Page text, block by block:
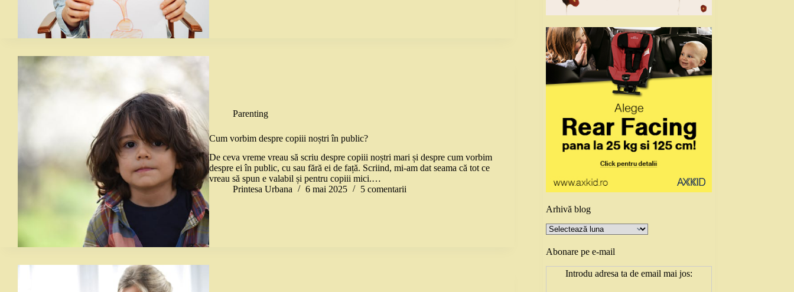
Parenting
Cum vorbim despre copiii noștri în public?
De ceva vreme vreau să scriu despre copiii noștri mari și despre cum vorbim
despre ei în public, cu sau fără ei de față. Scriind, mi-am dat seama că tot ce
vreau să spun e valabil și pentru copiii mici.…
Printesa Urbana
6 mai 2025 5 comentarii
Arhivă blog
Arhivă
blog
Abonare pe e-mail
Introdu adresa ta de email mai jos: